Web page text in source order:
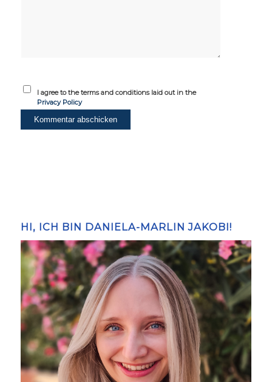
I agree to the terms and conditions laid out in the
Privacy Policy
HI, ICH BIN DANIELA-MARLIN JAKOBI!